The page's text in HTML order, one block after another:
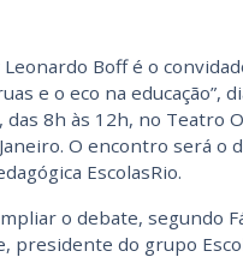
Boff é o
e o eco na educação”,
8h às 12h, no Teatro
O encontro será o
EscolasRio.
o debate, segundo
presidente do grupo